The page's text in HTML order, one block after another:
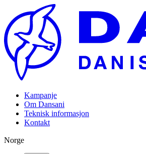
Kampanje
Om Dansani
Teknisk informasjon
Kontakt
Norge